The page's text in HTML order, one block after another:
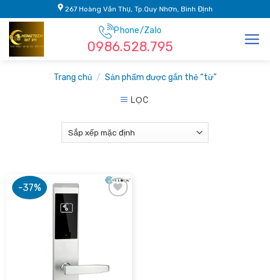
to
content
267 Hoàng Văn Thụ, Tp.Quy Nhơn, Bình Định
Phone/Zalo
0986.528.795
Trang chủ / Sản phẩm được gắn thẻ “từ”
LỌC
-37%